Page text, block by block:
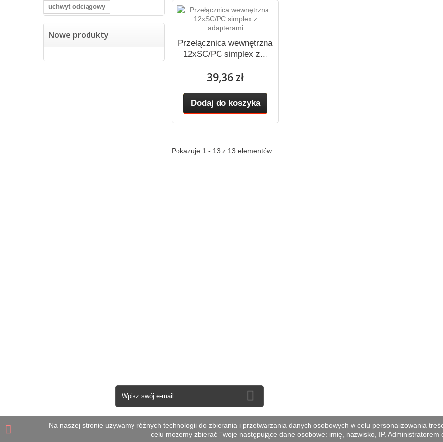
uchwyt odciągowy
Nowe produkty
Przełącznica wewnętrzna
12xSC/PC simplex z...
39,36 zł
Dodaj do koszyka
Pokazuje 1 - 13 z 13 elementów
Na naszej stronie używamy różnych technologii do zbierania i przetwarzania danych osobowych w celu personalizowania
celu możemy zbierać Twoje następujące dane osobowe: imię, nazwisko, IP. Administratorem